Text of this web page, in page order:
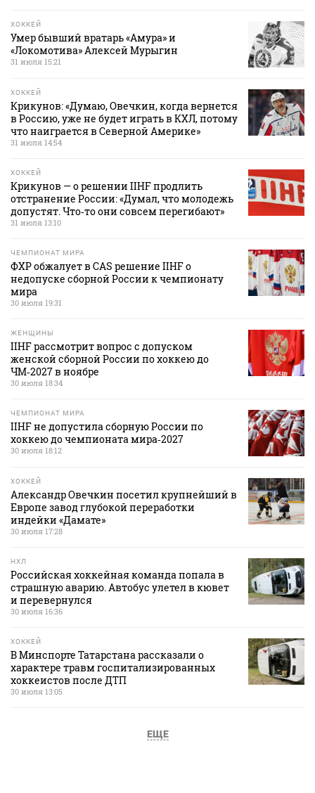
ХОККЕЙ
Умер бывший вратарь «Амура» и
«Локомотива» Алексей Мурыгин
31 июля 15:21
ХОККЕЙ
Крикунов: «Думаю, Овечкин, когда вернется
в Россию, уже не будет играть в КХЛ, потому
что наиграется в Северной Америке»
31 июля 14:54
ХОККЕЙ
Крикунов — о решении IIHF продлить
отстранение России: «Думал, что молодежь
допустят. Что‑то они совсем перегибают»
31 июля 13:10
ЧЕМПИОНАТ МИРА
ФХР обжалует в CAS решение IIHF о
недопуске сборной России к чемпионату
мира
30 июля 19:31
ЖЕНЩИНЫ
IIHF рассмотрит вопрос с допуском
женской сборной России по хоккею до
ЧМ‑2027 в ноябре
30 июля 18:34
ЧЕМПИОНАТ МИРА
IIHF не допустила сборную России по
хоккею до чемпионата мира‑2027
30 июля 18:12
ХОККЕЙ
Александр Овечкин посетил крупнейший в
Европе завод глубокой переработки
индейки «Дамате»
30 июля 17:28
НХЛ
Российская хоккейная команда попала в
страшную аварию. Автобус улетел в кювет
и перевернулся
30 июля 16:36
ХОККЕЙ
В Минспорте Татарстана рассказали о
характере травм госпитализированных
хоккеистов после ДТП
30 июля 13:05
ЕЩЕ